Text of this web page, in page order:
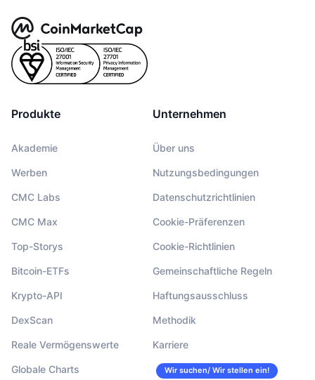
Produkte
Akademie
Werben
CMC Labs
CMC Max
Top-Storys
Bitcoin-ETFs
Krypto-API
DexScan
Reale Vermögenswerte
Globale Charts
Unternehmen
Über uns
Nutzungsbedingungen
Datenschutzrichtlinien
Cookie-Präferenzen
Cookie-Richtlinien
Gemeinschaftliche Regeln
Haftungsausschluss
Methodik
Karriere
Wir suchen/ Wir stellen ein!